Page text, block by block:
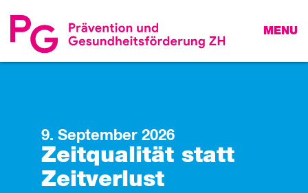
MENU
9. September 2026
Zeitqualität statt
Zeitverlust